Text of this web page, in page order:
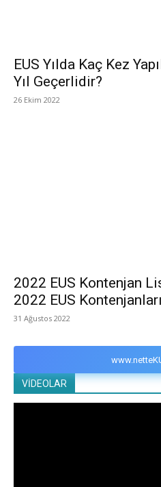
EUS Yılda Kaç Kez
Yıl Geçerlidir?
26 Ekim 2022
2022 EUS Kontenjan
2022 EUS
31 Ağustos 2022
VİDEOLAR